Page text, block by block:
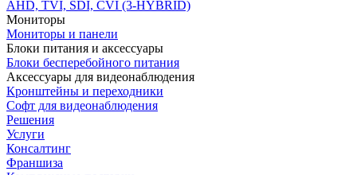
AHD, TVI, SDI, CVI (3-HYBRID)
Мониторы
Мониторы и панели
Блоки питания и аксессуары
Блоки бесперебойного питания
Аксессуары для видеонаблюдения
Кронштейны и переходники
Софт для видеонаблюдения
Решения
Услуги
Консалтинг
Франшиза